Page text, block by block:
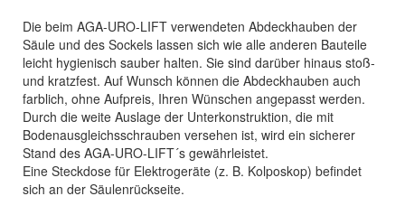
Die beim AGA-URO-LIFT verwendeten Abdeckhauben der
Säule und des Sockels lassen sich wie alle anderen Bauteile
leicht hygienisch sauber halten. Sie sind darüber hinaus stoß-
und kratzfest. Auf Wunsch können die Abdeckhauben auch
farblich, ohne Aufpreis, Ihren Wünschen angepasst werden.
Durch die weite Auslage der Unterkonstruktion, die mit
Bodenausgleichsschrauben versehen ist, wird ein sicherer
Stand des AGA-URO-LIFT´s gewährleistet.
Eine Steckdose für Elektrogeräte (z. B. Kolposkop) befindet
sich an der Säulenrückseite.